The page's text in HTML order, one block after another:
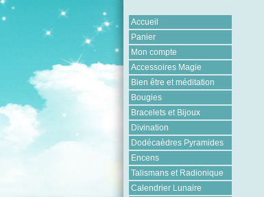
Accueil
Panier
Mon compte
Accessoires Magie
Bien être et méditation
Bougies
Bracelets et Bijoux
Divination
Dodécaèdres Pyramides
Encens
Talismans et Radionique
Calendrier Lunaire